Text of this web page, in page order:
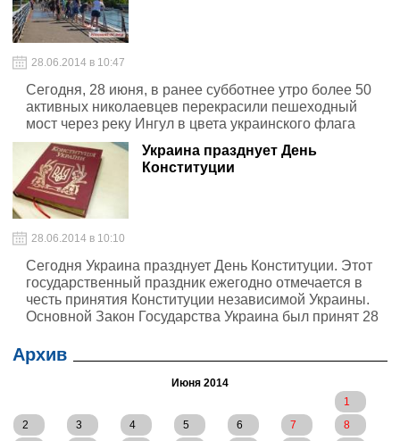
28.06.2014 в 10:47
Сегодня, 28 июня, в ранее субботнее утро более 50
активных николаевцев перекрасили пешеходный
мост через реку Ингул в цвета украинского флага
Украина празднует День
Конституции
28.06.2014 в 10:10
Сегодня Украина празднует День Конституции. Этот
государственный праздник ежегодно отмечается в
честь принятия Конституции независимой Украины.
Основной Закон Государства Украина был принят 28
Украины 2-го созыва. Конституция Украины вступила
в силу со дня ее принятия.
Архив
Июня 2014
1
2
3 4 5 6 7
8